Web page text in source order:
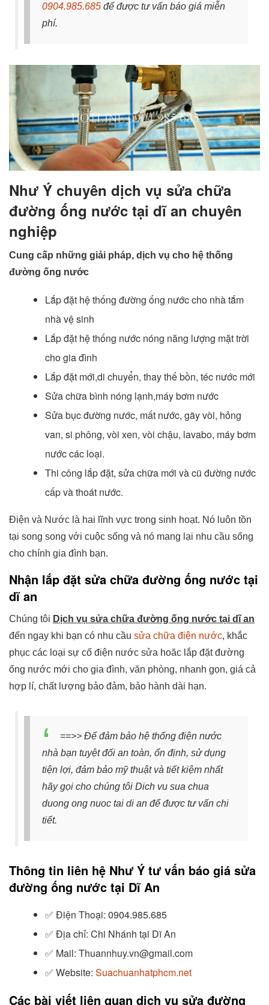
0904.985.685 để được tư vấn báo giá miễn
phí.
Như Ý chuyên dịch vụ sửa chữa
đường ống nước tại dĩ an chuyên
nghiệp
Cung cấp những giải pháp, dịch vụ cho hệ thống
đường ống nước
Lắp đặt hệ thống đường ống nước cho nhà tắm
nhà vệ sinh
Lắp đặt hệ thống nước nóng năng lượng mặt trời
cho gia đình
Lắp đặt mới,di chuyển, thay thế bồn, téc nước mới
Sửa chữa bình nóng lạnh,máy bơm nước
Sửa bục đường nước, mất nước, gãy vòi, hỏng
van, si phông, vòi xen, vòi chậu, lavabo, máy bơm
nước các loại.
Thi công lắp đặt, sửa chữa mới và cũ đường nước
cấp và thoát nước.
Điện và Nước là hai lĩnh vực trong sinh hoạt. Nó luôn tồn
tại song song với cuộc sống và nó mang lại nhu cầu sống
cho chính gia đình bạn.
Nhận lắp đặt sửa chữa đường ống nước tại
dĩ an
Chúng tôi Dịch vụ sửa chữa đường ống nước tại dĩ an
đến ngay khi bạn có nhu cầu sửa chữa điện nước, khắc
phục các loại sự cố điện nước sửa hoăc lắp đặt đường
ống nước mới cho gia đình, văn phòng, nhanh gọn, giá cả
hợp lí, chất lượng bảo đảm, bảo hành dài hạn.
==>> Để đảm bảo hệ thống điện nước
nhà bạn tuyệt đối an toàn, ổn định, sử dụng
tiện lợi, đảm bảo mỹ thuật và tiết kiệm nhất
hãy gọi cho chúng tôi Dich vu sua chua
duong ong nuoc tai di an để được tư vấn chi
tiết.
Thông tin liên hệ Như Ý tư vấn báo giá sửa
đường ống nước tại Dĩ An
✅ Điện Thoại: 0904.985.685
✅ Địa chỉ: Chi Nhánh tại Dĩ An
✅ Mail: Thuannhuy.vn@gmail.com
✅ Website: Suachuanhatphcm.net
Các bài viết liên quan dịch vụ sửa đường